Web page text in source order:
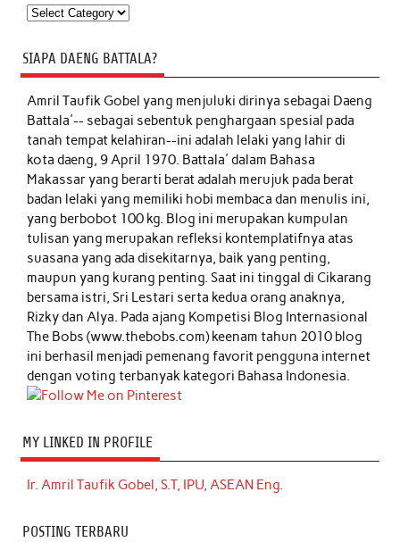
Kategori
SIAPA DAENG BATTALA?
Amril Taufik Gobelyang menjuluki dirinya sebagai Daeng
Battala'-- sebagai sebentuk penghargaan spesial pada
tanah tempat kelahiran--ini adalah lelaki yang lahir di
kota daeng, 9 April 1970. Battala' dalam Bahasa
Makassar yang berarti berat adalah merujuk pada berat
badan lelaki yang memiliki hobi membaca dan menulis ini,
yang berbobot 100 kg. Blog ini merupakan kumpulan
tulisan yang merupakan refleksi kontemplatifnya atas
suasana yang ada disekitarnya, baik yang penting,
maupun yang kurang penting. Saat ini tinggal di Cikarang
bersama istri, Sri Lestari serta kedua orang anaknya,
Rizky dan Alya. Pada ajang Kompetisi Blog Internasional
The Bobs (www.thebobs.com) keenam tahun 2010 blog
ini berhasil menjadi pemenang favorit pengguna internet
dengan voting terbanyak kategori Bahasa Indonesia.
MY LINKED IN PROFILE
Ir. Amril Taufik Gobel, S.T, IPU, ASEAN Eng.
POSTING TERBARU